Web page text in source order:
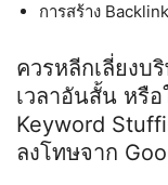
การสร้าง Backlink
ควรหลีกเลี่ยงบ
เวลาอันสั้น หรื
Keyword
ลงโทษจาก